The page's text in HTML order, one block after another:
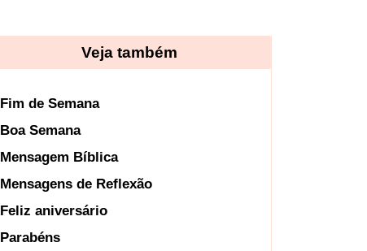
Veja também
Fim de Semana
Boa Semana
Mensagem Bíblica
Mensagens de Reflexão
Feliz aniversário
Parabéns